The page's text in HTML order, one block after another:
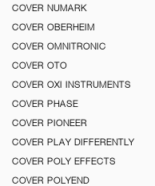
COVER NUMARK
COVER OBERHEIM
COVER OMNITRONIC
COVER OTO
COVER OXI INSTRUMENTS
COVER PHASE
COVER PIONEER
COVER PLAY DIFFERENTLY
COVER POLY EFFECTS
COVER POLYEND